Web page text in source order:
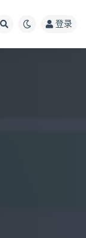
登录